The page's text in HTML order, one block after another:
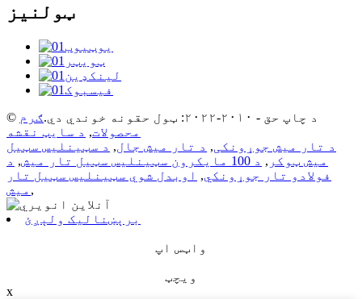
ټولنیز
© د چاپ حق - ۲۰۱۰-۲۰۲۲: ټول حقونه خوندي دي.
ګرم
محصولات, د سایټ نقشه
د تار میش جوړونکی, د تار میش جال, د سټینلیس سټیل
میش ټوکر , د 100 مایکرون سټینلیس سټیل تار میش , د
فولادو تار جوړونکي, اوبدل شوي سټینلیس سټیل تار
میش ,
برېښنالیک ولېږئ
واټس اپ
ویچټ
x